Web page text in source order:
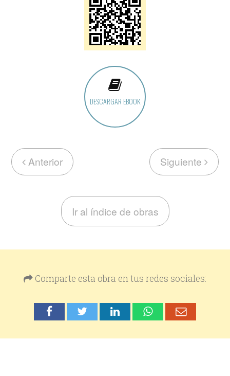
DESCARGAR EBOOK
Anterior Siguiente
Ir al índice de obras
Comparte esta obra en tus redes sociales: